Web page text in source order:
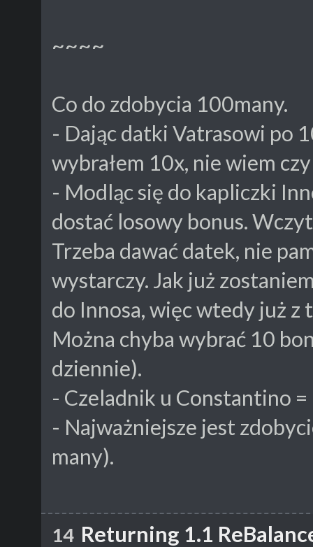
~~~~
Co do zdobycia 100many.
- Dając datki Vatrasowi po
wybrałem 10x, nie wiem
- Modląc się do kapliczki
dostać losowy bonus.
Trzeba dawać datek, nie
wystarczy. Jak już
do Innosa, więc wtedy już z
Można chyba wybrać 10
dziennie).
- Czeladnik u Constantino =
- Najważniejsze jest
many).
14 Returning 1.1